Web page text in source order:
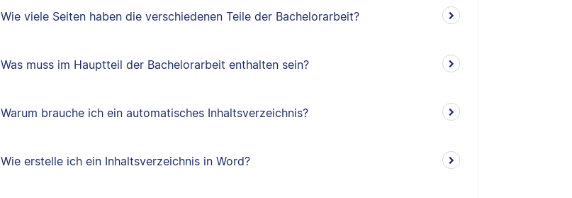
Wie viele Seiten haben die verschiedenen Teile der Bachelorarbeit?
Was muss im Hauptteil der Bachelorarbeit enthalten sein?
Warum brauche ich ein automatisches Inhaltsverzeichnis?
Wie erstelle ich ein Inhaltsverzeichnis in Word?